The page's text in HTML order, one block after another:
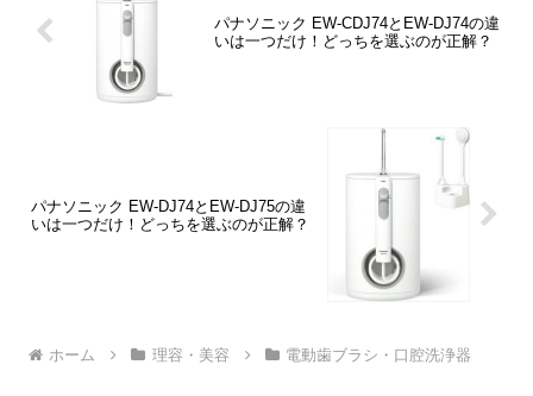
パナソニック EW-CDJ74とEW-DJ74の違
いは一つだけ！どっちを選ぶのが正解？
パナソニック EW-DJ74とEW-DJ75の違
いは一つだけ！どっちを選ぶのが正解？
ホーム 理容・美容 電動歯ブラシ・口腔洗浄器